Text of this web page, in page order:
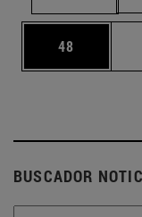
Página
48
BUSCADOR